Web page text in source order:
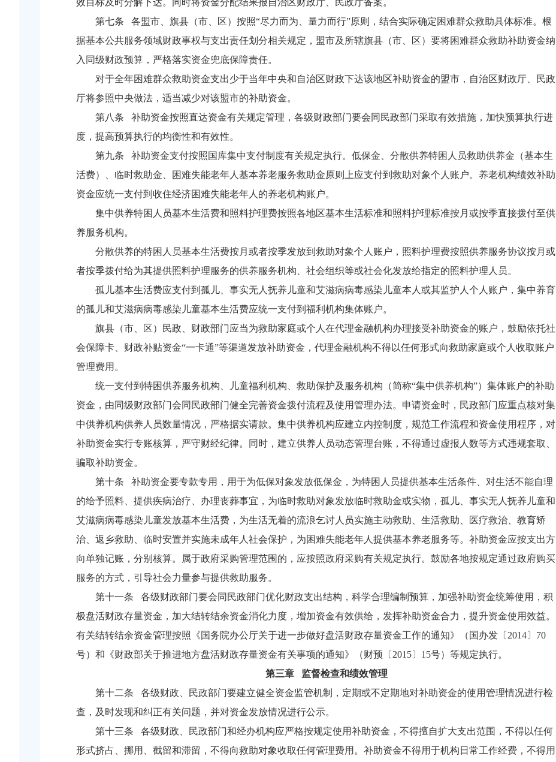
效目标及时分解下达。同时将资金分配结果报自治区财政厅、民政厅备案。
第七条 各盟市、旗县（市、区）按照“尽力而为、量力而行”原则，结合实际确定困难群众救助具体标准。根
据基本公共服务领域财政事权与支出责任划分相关规定，盟市及所辖旗县（市、区）要将困难群众救助补助资金纳
入同级财政预算，严格落实资金兜底保障责任。
对于全年困难群众救助资金支出少于当年中央和自治区财政下达该地区补助资金的盟市，自治区财政厅、民政
厅将参照中央做法，适当减少对该盟市的补助资金。
第八条 补助资金按照直达资金有关规定管理，各级财政部门要会同民政部门采取有效措施，加快预算执行进
度，提高预算执行的均衡性和有效性。
第九条 补助资金支付按照国库集中支付制度有关规定执行。低保金、分散供养特困人员救助供养金（基本生
活费）、临时救助金、困难失能老年人基本养老服务救助金原则上应支付到救助对象个人账户。养老机构绩效补助
资金应统一支付到收住经济困难失能老年人的养老机构账户。
集中供养特困人员基本生活费和照料护理费按照各地区基本生活标准和照料护理标准按月或按季直接拨付至供
养服务机构。
分散供养的特困人员基本生活费按月或者按季发放到救助对象个人账户，照料护理费按照供养服务协议按月或
者按季拨付给为其提供照料护理服务的供养服务机构、社会组织等或社会化发放给指定的照料护理人员。
孤儿基本生活费应支付到孤儿、事实无人抚养儿童和艾滋病病毒感染儿童本人或其监护人个人账户，集中养育
的孤儿和艾滋病病毒感染儿童基本生活费应统一支付到福利机构集体账户。
旗县（市、区）民政、财政部门应当为救助家庭或个人在代理金融机构办理接受补助资金的账户，鼓励依托社
会保障卡、财政补贴资金“一卡通”等渠道发放补助资金，代理金融机构不得以任何形式向救助家庭或个人收取账户
管理费用。
统一支付到特困供养服务机构、儿童福利机构、救助保护及服务机构（简称“集中供养机构”）集体账户的补助
资金，由同级财政部门会同民政部门健全完善资金拨付流程及使用管理办法。申请资金时，民政部门应重点核对集
中供养机构供养人员数量情况，严格据实请款。集中供养机构应建立内控制度，规范工作流程和资金使用程序，对
补助资金实行专账核算，严守财经纪律。同时，建立供养人员动态管理台账，不得通过虚报人数等方式违规套取、
骗取补助资金。
第十条 补助资金要专款专用，用于为低保对象发放低保金，为特困人员提供基本生活条件、对生活不能自理
的给予照料、提供疾病治疗、办理丧葬事宜，为临时救助对象发放临时救助金或实物，孤儿、事实无人抚养儿童和
艾滋病病毒感染儿童发放基本生活费，为生活无着的流浪乞讨人员实施主动救助、生活救助、医疗救治、教育矫
治、返乡救助、临时安置并实施未成年人社会保护，为困难失能老年人提供基本养老服务等。补助资金应按支出方
向单独记账，分别核算。属于政府采购管理范围的，应按照政府采购有关规定执行。鼓励各地按规定通过政府购买
服务的方式，引导社会力量参与提供救助服务。
第十一条 各级财政部门要会同民政部门优化财政支出结构，科学合理编制预算，加强补助资金统筹使用，积
极盘活财政存量资金，加大结转结余资金消化力度，增加资金有效供给，发挥补助资金合力，提升资金使用效益。
有关结转结余资金管理按照《国务院办公厅关于进一步做好盘活财政存量资金工作的通知》（国办发〔2014〕70
号）和《财政部关于推进地方盘活财政存量资金有关事项的通知》（财预〔2015〕15号）等规定执行。
第三章 监督检查和绩效管理
第十二条 各级财政、民政部门要建立健全资金监管机制，定期或不定期地对补助资金的使用管理情况进行检
查，及时发现和纠正有关问题，并对资金发放情况进行公示。
第十三条 各级财政、民政部门和经办机构应严格按规定使用补助资金，不得擅自扩大支出范围，不得以任何
形式挤占、挪用、截留和滞留，不得向救助对象收取任何管理费用。补助资金不得用于机构日常工作经费，不得用